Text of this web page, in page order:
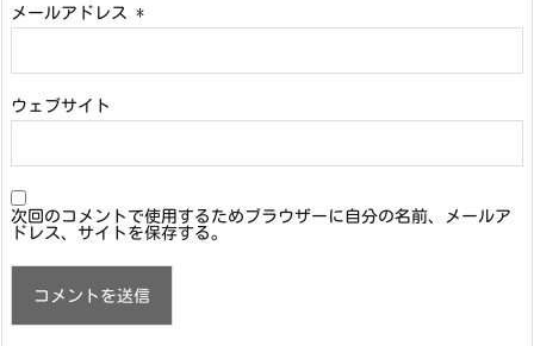
メールアドレス *
ウェブサイト
次回のコメントで使用するためブラウザーに自分の名前、メールア
ドレス、サイトを保存する。